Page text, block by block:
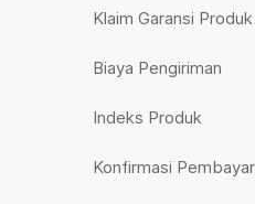
Klaim Garansi Produk
Biaya Pengiriman
Indeks Produk
Konfirmasi